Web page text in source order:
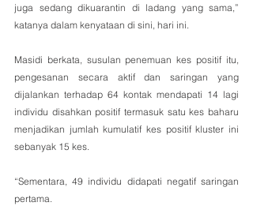
juga sedang dikuarantin di ladang yang sama,”
katanya dalam kenyataan di sini, hari ini.
Masidi berkata, susulan penemuan kes positif itu,
pengesanan secara aktif dan saringan yang
dijalankan terhadap 64 kontak mendapati 14 lagi
individu disahkan positif termasuk satu kes baharu
menjadikan jumlah kumulatif kes positif kluster ini
sebanyak 15 kes.
“Sementara, 49 individu didapati negatif saringan
pertama.